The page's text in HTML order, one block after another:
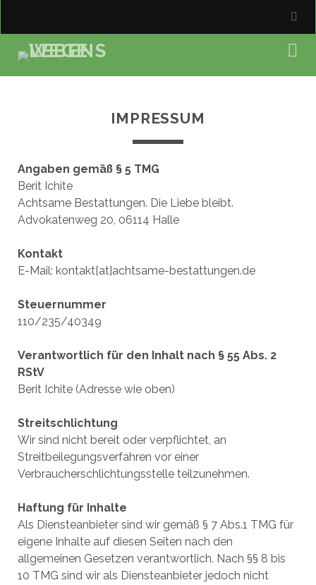
IMPRESSUM
Angaben gemäß § 5 TMG
Berit Ichite
Achtsame Bestattungen. Die Liebe bleibt.
Advokatenweg 20, 06114 Halle
Kontakt
E-Mail: kontakt[at]achtsame-bestattungen.de
Steuernummer
110/235/40349
Verantwortlich für den Inhalt nach § 55 Abs. 2
RStV
Berit Ichite (Adresse wie oben)
Streitschlichtung
Wir sind nicht bereit oder verpflichtet, an
Streitbeilegungsverfahren vor einer
Verbraucherschlichtungsstelle teilzunehmen.
Haftung für Inhalte
Als Diensteanbieter sind wir gemäß § 7 Abs.1 TMG für
eigene Inhalte auf diesen Seiten nach den
allgemeinen Gesetzen verantwortlich. Nach §§ 8 bis
10 TMG sind wir als Diensteanbieter jedoch nicht